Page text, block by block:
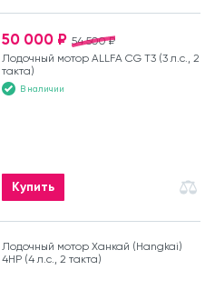
54 500 ₽
50 000 ₽
Лодочный мотор ALLFA CG T3 (3 л.с., 2
такта)
В наличии
Купить
Лодочный мотор Ханкай (Hangkai)
4HP (4 л.с., 2 такта)